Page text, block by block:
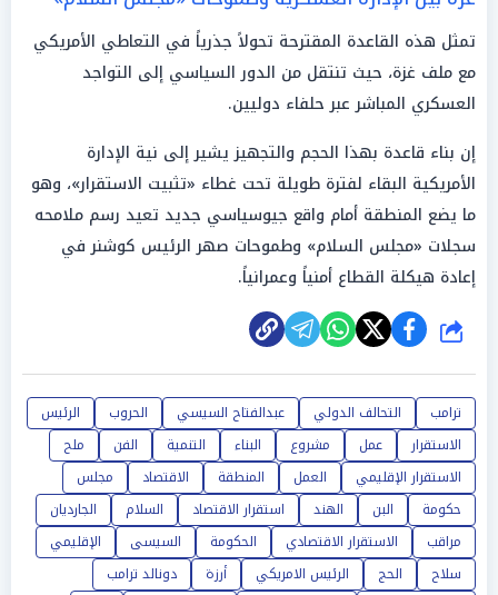
تمثل هذه القاعدة المقترحة تحولاً جذرياً في التعاطي الأمريكي
مع ملف غزة، حيث تنتقل من الدور السياسي إلى التواجد
العسكري المباشر عبر حلفاء دوليين.
إن بناء قاعدة بهذا الحجم والتجهيز يشير إلى نية الإدارة
الأمريكية البقاء لفترة طويلة تحت غطاء «تثبيت الاستقرار»، وهو
ما يضع المنطقة أمام واقع جيوسياسي جديد تعيد رسم ملامحه
سجلات «مجلس السلام» وطموحات صهر الرئيس كوشنر في
إعادة هيكلة القطاع أمنياً وعمرانياً.
شارك
ترامب التحالف الدولي عبدالفتاح السيسي الحروب
الرئيس
الاستقرار
عمل مشروع البناء التنمية الفن
ملح
الاستقرار الإقليمي
العمل المنطقة الاقتصاد
مجلس
حكومة
البن الهند استقرار الاقتصاد السلام
الجارديان
مراقب
الاستقرار الاقتصادي الحكومة السيسى
الإقليمي
سلاح
الحج الرئيس الامريكي أرزة
دونالد ترامب